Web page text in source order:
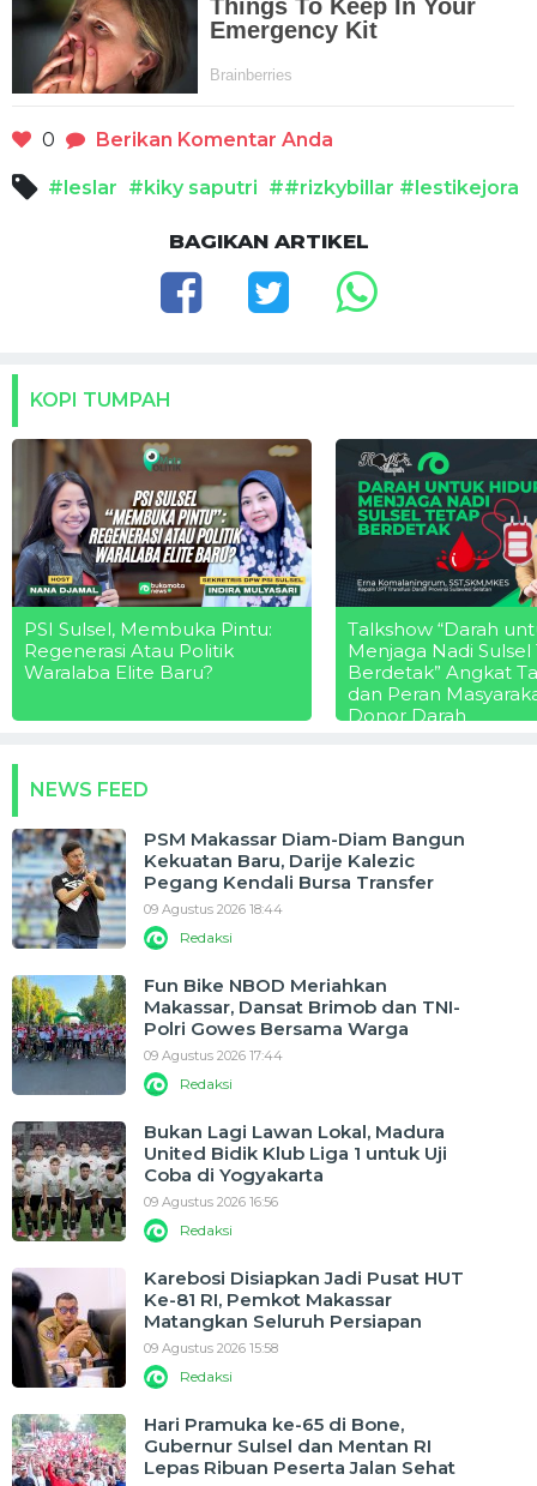
0 Berikan Komentar Anda
#leslar #kiky saputri ##rizkybillar #lestikejora
BAGIKAN ARTIKEL
KOPI TUMPAH
PSI Sulsel, Membuka Pintu:
Regenerasi Atau Politik
Waralaba Elite Baru?
Talkshow “Darah
Menjaga Nadi Sulsel
Berdetak” Angkat
dan Peran
Donor Darah
NEWS FEED
PSM Makassar Diam-Diam Bangun
Kekuatan Baru, Darije Kalezic
Pegang Kendali Bursa Transfer
09 Agustus 2026 18:44
Redaksi
Fun Bike NBOD Meriahkan
Makassar, Dansat Brimob dan TNI-
Polri Gowes Bersama Warga
09 Agustus 2026 17:44
Redaksi
Bukan Lagi Lawan Lokal, Madura
United Bidik Klub Liga 1 untuk Uji
Coba di Yogyakarta
09 Agustus 2026 16:56
Redaksi
Karebosi Disiapkan Jadi Pusat HUT
Ke-81 RI, Pemkot Makassar
Matangkan Seluruh Persiapan
09 Agustus 2026 15:58
Redaksi
Hari Pramuka ke-65 di Bone,
Gubernur Sulsel dan Mentan RI
Lepas Ribuan Peserta Jalan Sehat